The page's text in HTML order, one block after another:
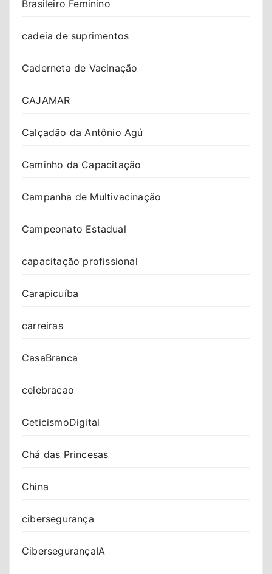
Brasileiro Feminino
cadeia de suprimentos
Caderneta de Vacinação
CAJAMAR
Calçadão da Antônio Agú
Caminho da Capacitação
Campanha de Multivacinação
Campeonato Estadual
capacitação profissional
Carapicuíba
carreiras
CasaBranca
celebracao
CeticismoDigital
Chá das Princesas
China
cibersegurança
CibersegurançaIA